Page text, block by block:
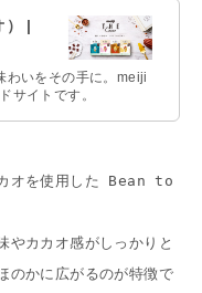
） |
わいをその手に。meiji
サイトです。
カオを使用した Bean to
やカカオ感がしっかりと
のかに広がるのが特徴で